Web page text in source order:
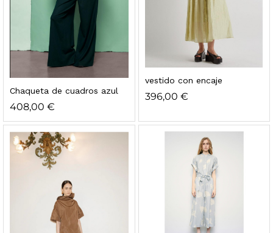
Chaqueta de cuadros azul
408,00 €
vestido con encaje
396,00 €